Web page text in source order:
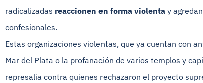
radicalizadas reaccionen en forma violenta y
confesionales.
Estas organizaciones violentas, que ya cuentan con
Mar del Plata o la profanación de varios templos y
represalia contra quienes rechazaron el proyecto